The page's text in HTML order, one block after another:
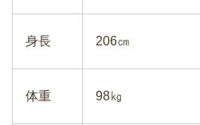
身長 206㎝
体重 98㎏